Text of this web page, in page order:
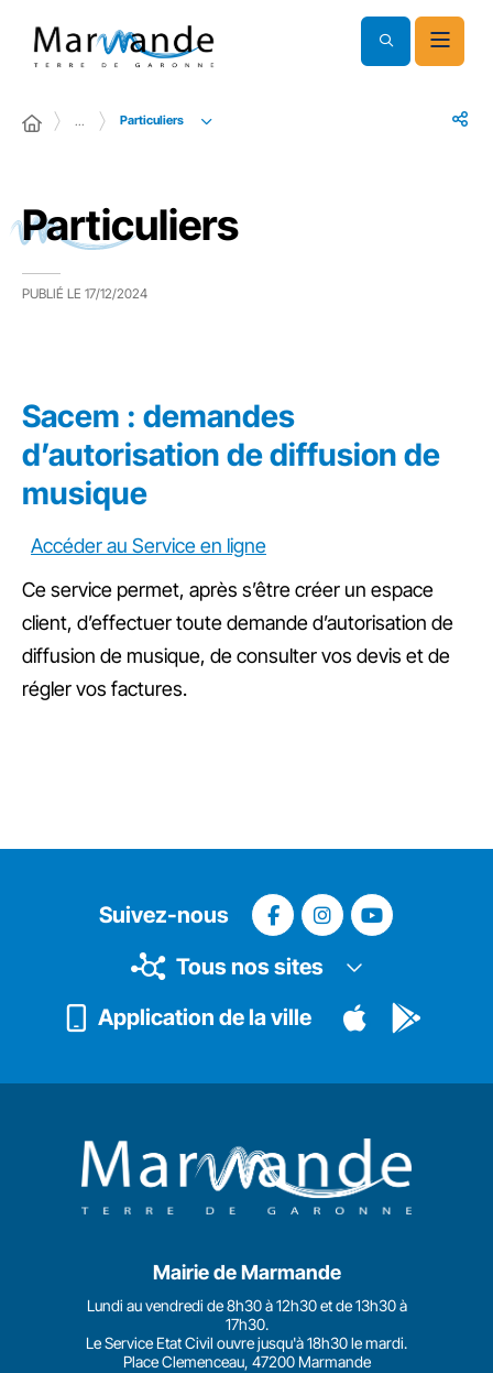
… Particuliers
Particuliers
PUBLIÉ LE 17/12/2024
Sacem : demandes
d’autorisation de diffusion de
musique
Accéder au Service en ligne
Ce service permet, après s’être créer un espace
client, d’effectuer toute demande d’autorisation de
diffusion de musique, de consulter vos devis et de
régler vos factures.
Suivez-nous
Tous nos sites
Application de la ville
Mairie de Marmande
Lundi au vendredi de 8h30 à 12h30 et de 13h30 à
17h30.
Le Service Etat Civil ouvre jusqu'à 18h30 le mardi.
Place Clemenceau, 47200 Marmande